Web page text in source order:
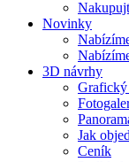
Novinky
3D návrhy
Jak
Ceník